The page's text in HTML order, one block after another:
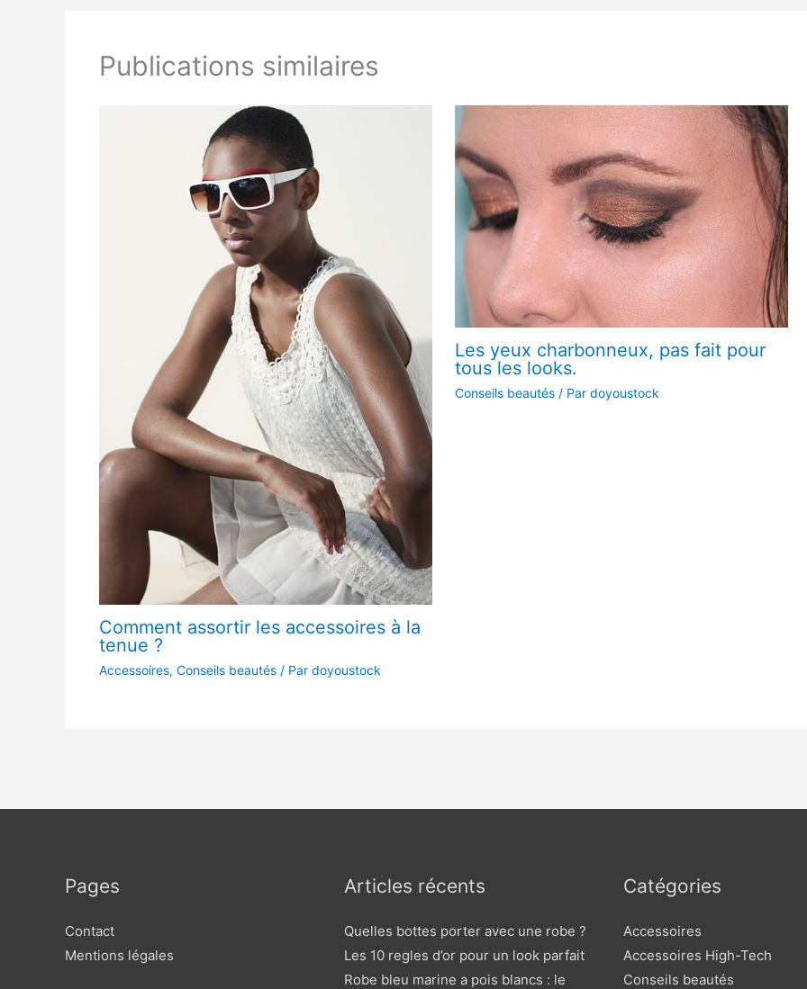
Publications similaires
Comment assortir les accessoires à la
tenue ?
Accessoires, Conseils beautés/ Par doyoustock
Les yeux charbonneux, pas fait pour
tous les looks.
Conseils beautés/ Par doyoustock
Pages
Contact
Mentions légales
Articles récents
Quelles bottes porter avec une robe ?
Les 10 regles d’or pour un look parfait
Robe bleu marine a pois blancs : le
Catégories
Accessoires
Accessoires High-Tech
Conseils beautés